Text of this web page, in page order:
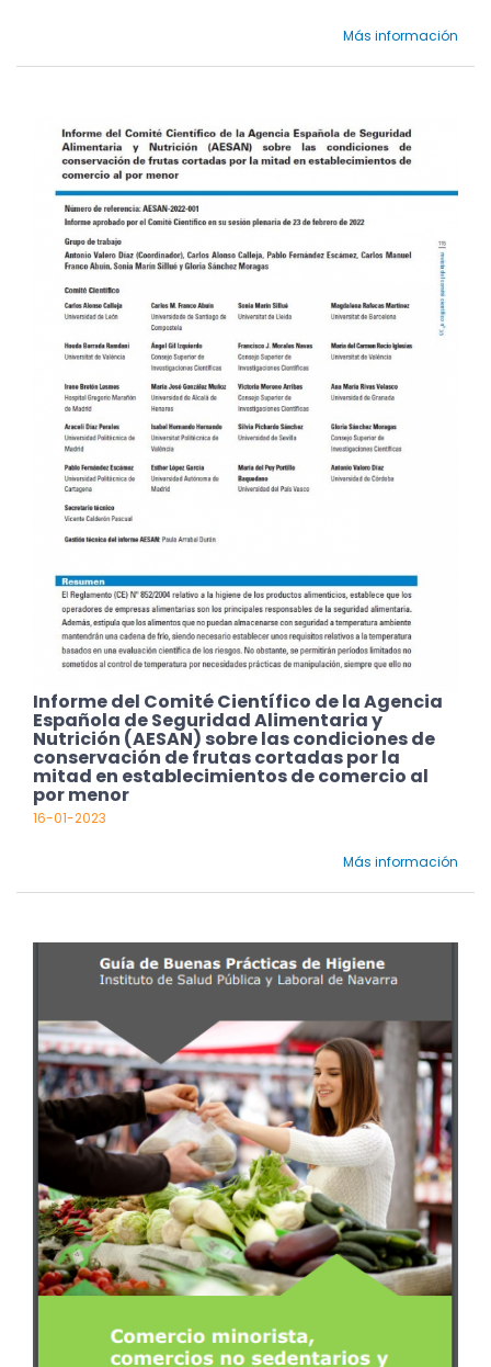
Más información
Informe del Comité Científico de la Agencia
Española de Seguridad Alimentaria y
Nutrición (AESAN) sobre las condiciones de
conservación de frutas cortadas por la
mitad en establecimientos de comercio al
por menor
16-01-2023
Más información